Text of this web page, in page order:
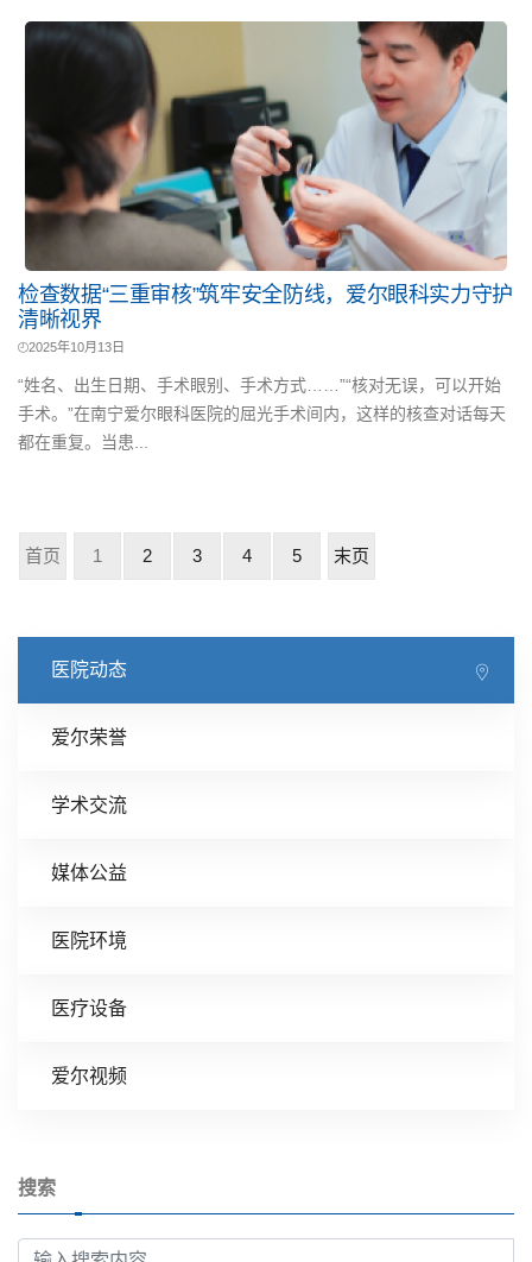
医院动态
爱尔荣誉
学术交流
媒体公益
医院环境
医疗设备
爱尔视频
搜索
检查数据“三重审核”筑牢安全防线，爱尔眼科实力守护
清晰视界
2025年10月13日
“姓名、出生日期、手术眼别、手术方式……”“核对无误，可以开始
手术。”在南宁爱尔眼科医院的屈光手术间内，这样的核查对话每天
都在重复。当患...
首页 1 2 3 4 5 末页